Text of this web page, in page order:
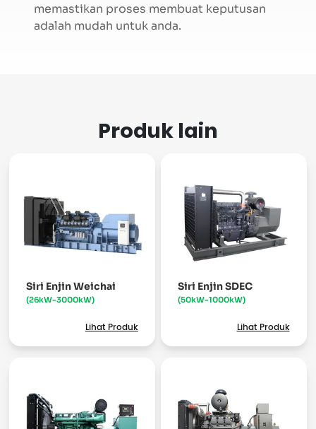
memastikan proses membuat keputusan
adalah mudah untuk anda.
Produk lain
Siri Enjin Weichai
(26kW-3000kW)
Lihat Produk
Siri Enjin SDEC
(50kW-1000kW)
Lihat Produk